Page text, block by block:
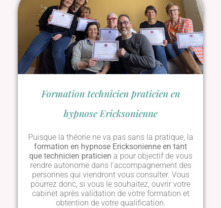
Formation technicien praticien en
hypnose Ericksonienne
Puisque la théorie ne va pas sans la pratique, la
formation en hypnose Ericksonienne en tant
que technicien praticien a pour objectif de vous
rendre autonome dans l’accompagnement des
personnes qui viendront vous consulter. Vous
pourrez donc, si vous le souhaitez, ouvrir votre
cabinet après validation de votre formation et
obtention de votre qualification.